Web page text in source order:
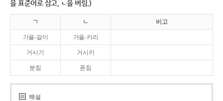
을 표준어로 삼고, ㄴ을 버림.)
ㄱ ㄴ 비고
가을-갈이 가을-카리
거시기 거시키
분침 푼침
해설